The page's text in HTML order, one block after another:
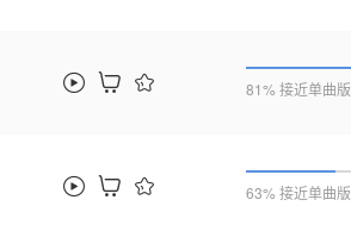
81% 接近单曲版
63% 接近单曲版